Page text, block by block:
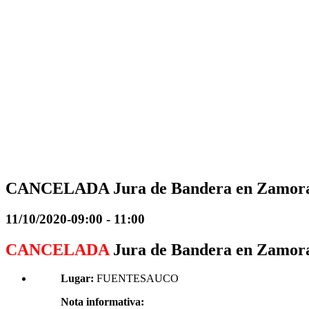
CANCELADA Jura de Bandera en
11/10/2020-09:00 - 11:00
CANCELADA Jura de Bandera en
Lugar: FUENTESAUCO
Nota informativa: